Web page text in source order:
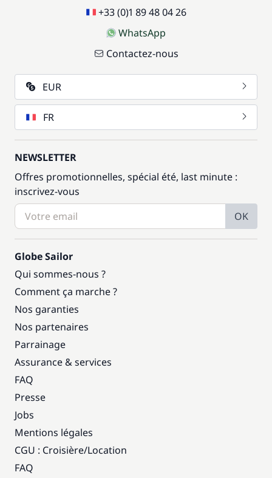
+33 (0)1 89 48 04 26
WhatsApp
Contactez-nous
EUR
FR
NEWSLETTER
Offres promotionnelles, spécial été, last minute :
inscrivez-vous
OK
Globe Sailor
Qui sommes-nous ?
Comment ça marche ?
Nos garanties
Nos partenaires
Parrainage
Assurance & services
FAQ
Presse
Jobs
Mentions légales
CGU : Croisière/Location
FAQ